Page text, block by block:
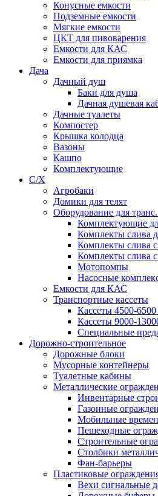
Конусные емкости
Подземные емкости
Мягкие емкости
ЦКТ для пивоварения
Емкости для КАС
Емкости для приямка
Дача
Дачный душ
Баки для душа
Дачная душевая
Дачные туалеты
Компостер
Крышка колодца
Вазоны
Кашпо
Комплектующие
С/Х
Агробаки
Домики для телят
Оборудование для транс.
Комплектующие
Комплекты слива
Комплекты слива
Комплекты слива
Мотопомпы
Насосные
Емкости для КАС
Транспортные кассеты
Кассеты 4500-6500
Кассеты 9000-
Специальные
Дорожно-строительное
Дорожные блоки
Мусорные контейнеры
Туалетные кабины
Металлические
Инвентарные
Газонные
Мобильные
Пешеходные
Строительные
Столбики
Фан-барьеры
Пластиковые
Вехи сигнальные